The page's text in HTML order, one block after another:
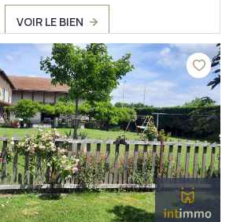
VOIR LE BIEN